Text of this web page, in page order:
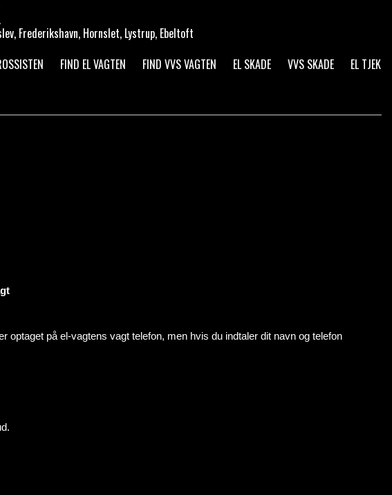
Frederikshavn, Hornslet, Lystrup, Ebeltoft
FIND EL VAGTEN FIND VVS VAGTEN EL SKADE VVS SKADE
EL TJEK
på el-vagtens vagt telefon, men hvis du indtaler dit navn og telefon